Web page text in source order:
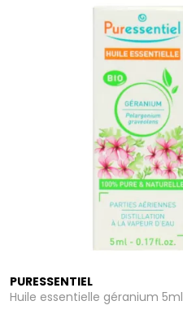
PURESSENTIEL
Huile essentielle géranium 5ml